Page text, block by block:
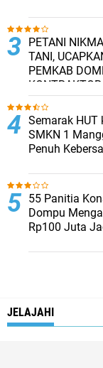
PETANI
TANI,
PEMKAB
Semarak HUT
SMKN 1
Penuh
55 Panitia
Dompu
Rp100 Juta
JELAJAHI